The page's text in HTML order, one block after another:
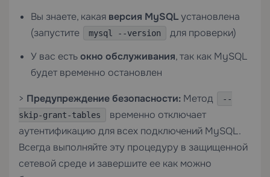
Вы знаете, какая версия MySQLустановлена
(запустите
mysql --version
для проверки)
У вас естьокно обслуживания, так как MySQL
будет временно остановлен
> Предупреждение безопасности: Метод
--
skip-grant-tables
временно отключает
аутентификацию для всех подключений MySQL.
Всегда выполняйте эту процедуру в защищенной
сетевой среде и завершите ее как можно